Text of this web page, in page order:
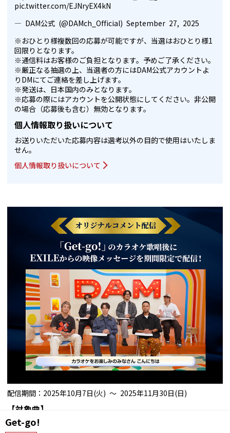
pic.twitter.com/EJNryEX4kN
— DAM公式 (@DAMch_Official) September 27, 2025
※おひとり様複数回の応募が可能ですが、当選はおひとり様1
回限りとなります。
※通信料はお客様のご負担となります。予めご了承ください。
※厳正なる抽選の上、当選者の方にはDAM公式アカウントよ
りDMにてご連絡を差し上げます。
※発送は、日本国内のみとなります。
※応募の際にはアカウントを公開状態にしてください。非公開
の場合（応募後も含む）無効となります。
個人情報取り扱いについて
お送りいただいた応募内容は選考以外の目的で使用はいたしま
せん。
個人情報取り扱いについて
配信期間：2025年10月7日(火) ～ 2025年11月30日(日)
【対象曲】
Get-go!